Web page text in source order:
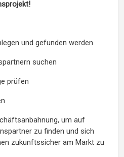
und gefunden werden
suchen
prüfen
um auf
zu finden und sich
zukunftssicher am Markt zu